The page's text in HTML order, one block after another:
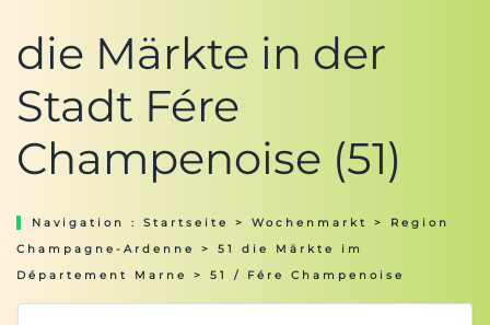
die Märkte in der
Stadt Fére
Champenoise (51)
Navigation : Startseite > Wochenmarkt > Region
Champagne-Ardenne
> 51 die Märkte im
Département Marne
> 51 / Fére Champenoise